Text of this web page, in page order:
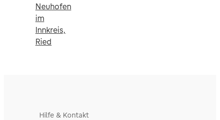
Neuhofen
im
Innkreis,
Ried
Hilfe & Kontakt